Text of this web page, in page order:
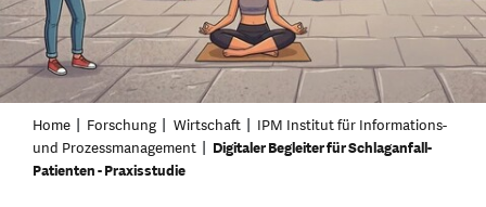
Home Forschung Wirtschaft
IPM Institut für Informations-
und Prozessmanagement
Digitaler Begleiter für Schlaganfall-
Patienten - Praxisstudie